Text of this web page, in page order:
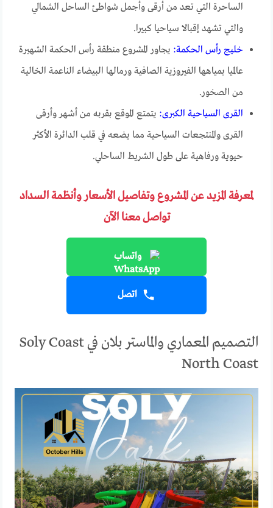
الساحرة التي تعد من أرقى وأجمل شواطئ الساحل الشمالي
والتي تشهد إقبالا سياحيا كبيرا.
خليج رأس الحكمة: يجاور المشروع منطقة رأس الحكمة الشهيرة
عالميا بمياهها الفيروزية الصافية ورمالها البيضاء الناعمة الخالية
من الصخور.
القرى السياحية الكبرى: يتمتع الموقع بقربه من أشهر وأرقى
القرى والمنتجعات السياحية مما يضعه في قلب الدائرة الأكثر
حيوية ورفاهية على طول الشريط الساحلي.
لمعرفة المزيد عن المشروع وتفاصيل الأسعار وأنظمة السداد
تواصل معنا الآن
واتساب
اتصل
التصميم المعماري والماستر بلان في Soly Coast
North Coast